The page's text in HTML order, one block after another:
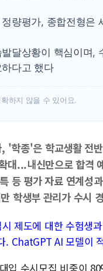
량평가, 종합전형은
달상황이 핵심이며,
다고 했다
하지 않을 수 있어요.
'학종'은 학교생활 전
대...내신만으로 합격
등 평가 자료 연계성
학생부 관리가 수시
제도에 대한 수험생
. ChatGPT AI 모델이
입 수시모집 비중이